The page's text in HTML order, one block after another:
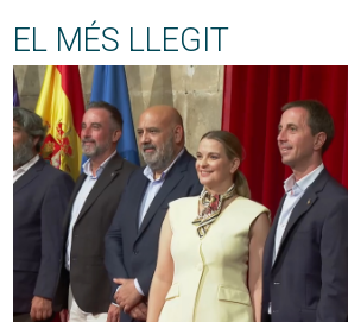
EL MÉS LLEGIT